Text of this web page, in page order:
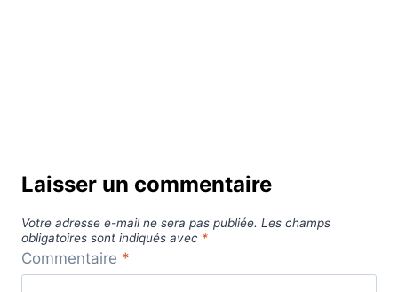
Laisser un commentaire
Votre adresse e-mail ne sera pas publiée. Les champs
obligatoires sont indiqués avec *
Commentaire *